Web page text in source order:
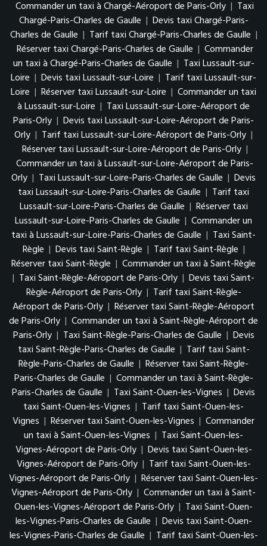
Commander un taxi à Chargé-Aéroport de Paris-Orly | Taxi
Chargé-Paris-Charles de Gaulle | Devis taxi Chargé-Paris-
Charles de Gaulle | Tarif taxi Chargé-Paris-Charles de Gaulle |
Réserver taxi Chargé-Paris-Charles de Gaulle | Commander
un taxi à Chargé-Paris-Charles de Gaulle | Taxi Lussault-sur-
Loire | Devis taxi Lussault-sur-Loire | Tarif taxi Lussault-sur-
Loire | Réserver taxi Lussault-sur-Loire | Commander un taxi
à Lussault-sur-Loire | Taxi Lussault-sur-Loire-Aéroport de
Paris-Orly | Devis taxi Lussault-sur-Loire-Aéroport de Paris-
Orly | Tarif taxi Lussault-sur-Loire-Aéroport de Paris-Orly |
Réserver taxi Lussault-sur-Loire-Aéroport de Paris-Orly |
Commander un taxi à Lussault-sur-Loire-Aéroport de Paris-
Orly | Taxi Lussault-sur-Loire-Paris-Charles de Gaulle | Devis
taxi Lussault-sur-Loire-Paris-Charles de Gaulle | Tarif taxi
Lussault-sur-Loire-Paris-Charles de Gaulle | Réserver taxi
Lussault-sur-Loire-Paris-Charles de Gaulle | Commander un
taxi à Lussault-sur-Loire-Paris-Charles de Gaulle | Taxi Saint-
Règle | Devis taxi Saint-Règle | Tarif taxi Saint-Règle |
Réserver taxi Saint-Règle | Commander un taxi à Saint-Règle
| Taxi Saint-Règle-Aéroport de Paris-Orly | Devis taxi Saint-
Règle-Aéroport de Paris-Orly | Tarif taxi Saint-Règle-
Aéroport de Paris-Orly | Réserver taxi Saint-Règle-Aéroport
de Paris-Orly | Commander un taxi à Saint-Règle-Aéroport de
Paris-Orly | Taxi Saint-Règle-Paris-Charles de Gaulle | Devis
taxi Saint-Règle-Paris-Charles de Gaulle | Tarif taxi Saint-
Règle-Paris-Charles de Gaulle | Réserver taxi Saint-Règle-
Paris-Charles de Gaulle | Commander un taxi à Saint-Règle-
Paris-Charles de Gaulle | Taxi Saint-Ouen-les-Vignes | Devis
taxi Saint-Ouen-les-Vignes | Tarif taxi Saint-Ouen-les-
Vignes | Réserver taxi Saint-Ouen-les-Vignes | Commander
un taxi à Saint-Ouen-les-Vignes | Taxi Saint-Ouen-les-
Vignes-Aéroport de Paris-Orly | Devis taxi Saint-Ouen-les-
Vignes-Aéroport de Paris-Orly | Tarif taxi Saint-Ouen-les-
Vignes-Aéroport de Paris-Orly | Réserver taxi Saint-Ouen-les-
Vignes-Aéroport de Paris-Orly | Commander un taxi à Saint-
Ouen-les-Vignes-Aéroport de Paris-Orly | Taxi Saint-Ouen-
les-Vignes-Paris-Charles de Gaulle | Devis taxi Saint-Ouen-
les-Vignes-Paris-Charles de Gaulle | Tarif taxi Saint-Ouen-les-